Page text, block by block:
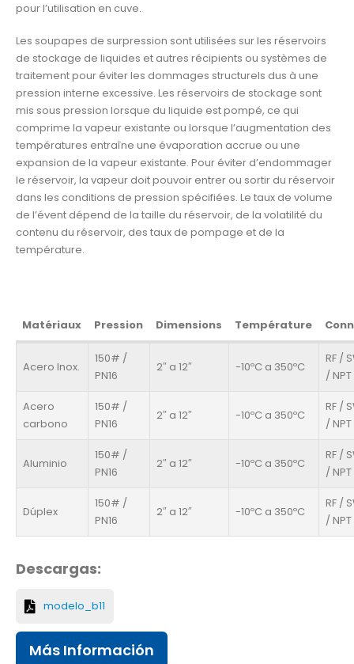
pour l’utilisation en cuve.
Les soupapes de surpression sont utilisées sur les réservoirs
de stockage de liquides et autres récipients ou systèmes de
traitement pour éviter les dommages structurels dus à une
pression interne excessive. Les réservoirs de stockage sont
mis sous pression lorsque du liquide est pompé, ce qui
comprime la vapeur existante ou lorsque l’augmentation des
températures entraîne une évaporation accrue ou une
expansion de la vapeur existante. Pour éviter d’endommager
le réservoir, la vapeur doit pouvoir entrer ou sortir du réservoir
dans les conditions de pression spécifiées. Le taux de volume
de l’évent dépend de la taille du réservoir, de la volatilité du
contenu du réservoir, des taux de pompage et de la
température.
Matériaux Pression Dimensions Température
Acero Inox.
150# /
PN16
2″ a 12″ -10ºC a 350ºC
RF /
/ NPT
Acero
carbono
150# /
PN16
2″ a 12″ -10ºC a 350ºC
RF /
/ NPT
Aluminio
150# /
PN16
2″ a 12″ -10ºC a 350ºC
RF /
/ NPT
Dúplex
150# /
PN16
2″ a 12″ -10ºC a 350ºC
RF /
/ NPT
Descargas:
modelo_b11
Más Información